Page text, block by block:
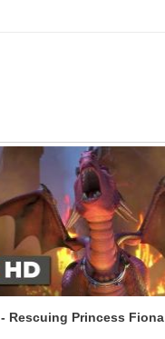
Rescuing Princess Fiona